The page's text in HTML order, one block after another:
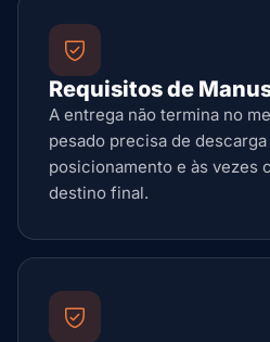
Requisitos de
A entrega não termina no
pesado precisa de
posicionamento e às vezes
destino final.